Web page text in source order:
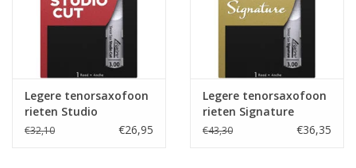
Legere tenorsaxofoon
rieten Studio
€32,10 €26,95
Legere tenorsaxofoon
rieten Signature
€43,30 €36,35